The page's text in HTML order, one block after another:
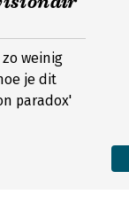
weinig
je dit
paradox'